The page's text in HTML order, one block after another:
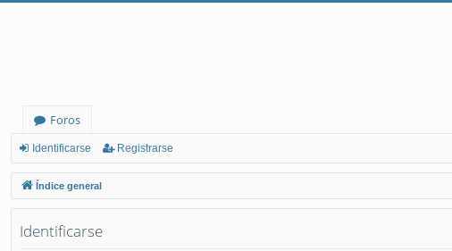
Foros
Identificarse Registrarse
Índice general
Identificarse